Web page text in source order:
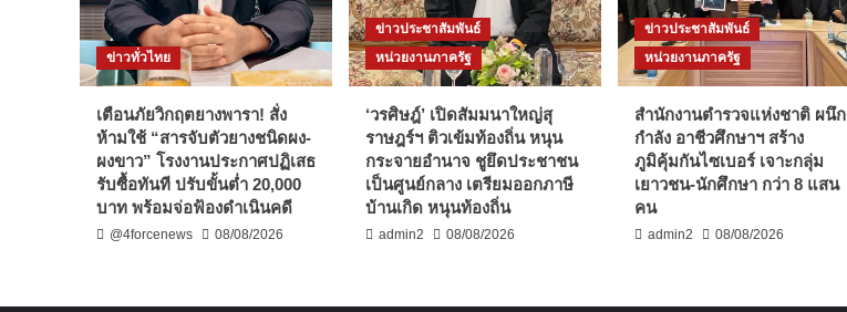
ข่าวทั่วไทย
เตือนภัยวิกฤตยางพารา! สั่ง
ห้ามใช้ “สารจับตัวยางชนิดผง-
ผงขาว” โรงงานประกาศปฏิเสธ
รับซื้อทันที ปรับขั้นต่ำ 20,000
บาท พร้อมจ่อฟ้องดำเนินคดี
@4forcenews 08/08/2026
ข่าวประชาสัมพันธ์
หน่วยงานภาครัฐ
‘วรศิษฎ์’ เปิดสัมมนาใหญ่สุ
ราษฎร์ฯ ติวเข้มท้องถิ่น หนุน
กระจายอำนาจ ชูยึดประชาชน
เป็นศูนย์กลาง เตรียมออกภาษี
บ้านเกิด หนุนท้องถิ่น
admin2 08/08/2026
ข่าวประชาสัมพันธ์
หน่วยงานภาครัฐ
สำนักงานตำรวจแห่งชาติ ผนึก
กำลัง อาชีวศึกษาฯ สร้าง
ภูมิคุ้มกันไซเบอร์ เจาะกลุ่ม
เยาวชน-นักศึกษา กว่า 8 แสน
คน
admin2 08/08/2026